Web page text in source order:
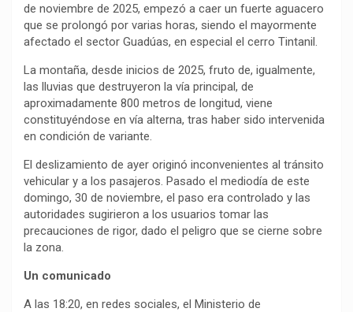
de noviembre de 2025, empezó a caer un fuerte aguacero
que se prolongó por varias horas, siendo el mayormente
afectado el sector Guadúas, en especial el cerro Tintanil.
La montaña, desde inicios de 2025, fruto de, igualmente,
las lluvias que destruyeron la vía principal, de
aproximadamente 800 metros de longitud, viene
constituyéndose en vía alterna, tras haber sido intervenida
en condición de variante.
El deslizamiento de ayer originó inconvenientes al tránsito
vehicular y a los pasajeros. Pasado el mediodía de este
domingo, 30 de noviembre, el paso era controlado y las
autoridades sugirieron a los usuarios tomar las
precauciones de rigor, dado el peligro que se cierne sobre
la zona.
Un comunicado
A las 18:20, en redes sociales, el Ministerio de